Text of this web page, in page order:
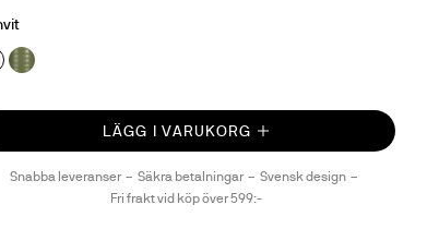
LÄGG I VARUKORG
Snabba leveranser Säkra betalningar
Svensk design
Fri frakt vid köp över 599:-